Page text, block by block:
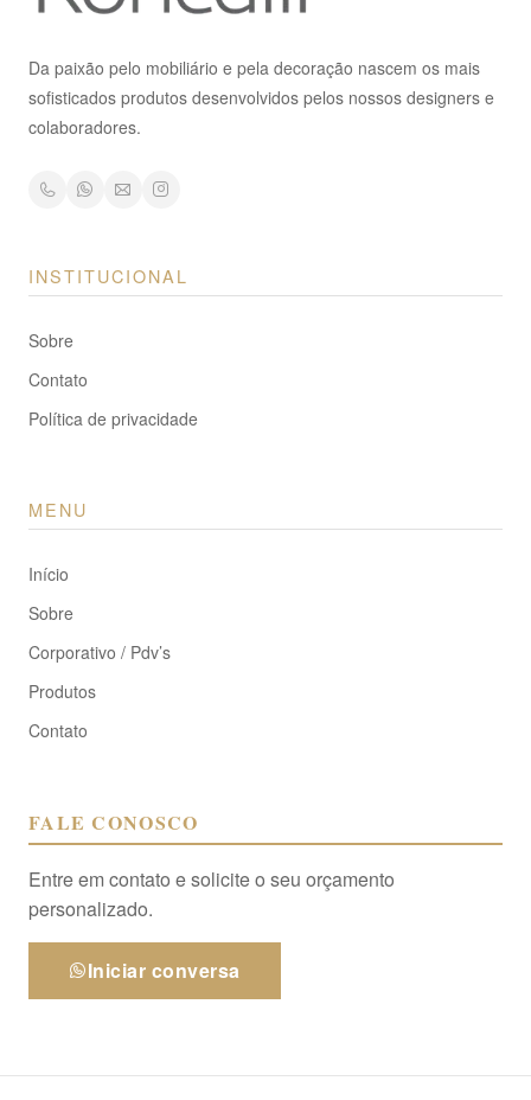
Da paixão pelo mobiliário e pela decoração nascem os mais
sofisticados produtos desenvolvidos pelos nossos designers e
colaboradores.
INSTITUCIONAL
Sobre
Contato
Política de privacidade
MENU
Início
Sobre
Corporativo / Pdv’s
Produtos
Contato
FALE CONOSCO
Entre em contato e solicite o seu orçamento
personalizado.
Iniciar conversa